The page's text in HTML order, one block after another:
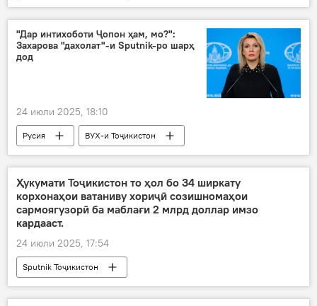
"Дар интихоботи Ҷопон ҳам, мо?":
Захарова "дахолат"-и Sputnik-ро шарҳ
дод
24 июли 2025, 18:10
Русия
ВУХ-и Тоҷикистон
Мария Захарова
Sputnik
Ҳукумати Тоҷикистон то ҳол бо 34 ширкату
корхонаҳои ватаниву хориҷӣ созишномаҳои
сармоягузорӣ ба маблағи 2 млрд доллар имзо
кардааст.
24 июли 2025, 17:54
Sputnik Тоҷикистон